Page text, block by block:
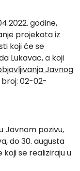
godine,
projekata iz
koji će se
Lukavac, a koji
Javnog
broj: 02-02-
Javnom pozivu,
do 30. augusta
koji se realiziraju u